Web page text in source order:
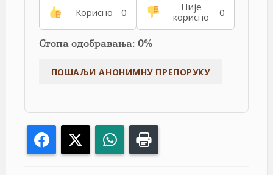
Корисно 0
Није
корисно
0
Стопа одобравања: 0%
Facebook WhatsApp